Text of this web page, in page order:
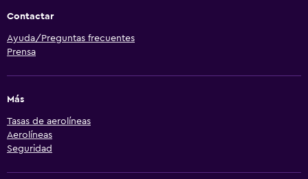
Contactar
Ayuda/Preguntas frecuentes
Prensa
Más
Tasas de aerolíneas
Aerolíneas
Seguridad